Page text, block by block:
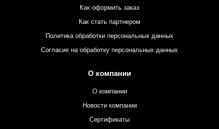
Как оформить заказ
Как стать партнером
Политика обработки персональных данных
Согласие на обработку персональных данных
О компании
О компании
Новости компании
Сертификаты